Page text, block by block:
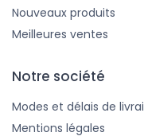
Nouveaux produits
Meilleures ventes
Notre société
Modes et délais de
Mentions légales